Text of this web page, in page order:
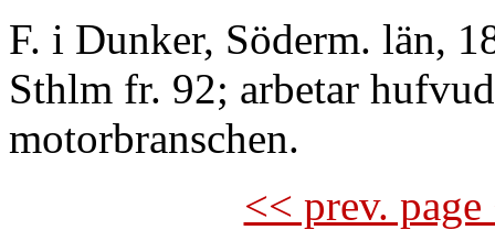
F. i Dunker, Söderm. län,
Sthlm fr. 92; arbetar
motorbranschen.
<< prev.